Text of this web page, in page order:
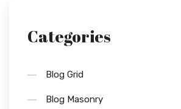
Categories
Blog Grid
Blog Masonry